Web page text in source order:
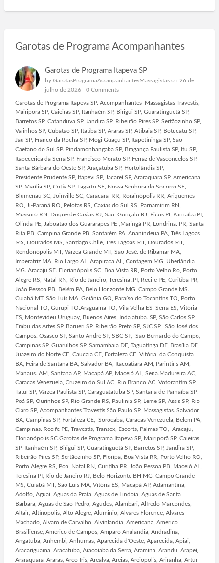
Garotas de Programa Acompanhantes
Garotas de Programa Itapeva SP
by GarotasProgramaAcompanhantesMassagistason 26 de
julho de 2026 - 0 Comments
Garotas de Programa Itapeva SP. Acompanhantes Massagistas Travestis,
Mairiporã SP, Caieiras SP, Itanhaém SP, Birigui SP, Guaratinguetá SP,
Barretos SP, Catanduva SP, Jandira SP, Ribeirão Pires SP, Sertãozinho SP,
Valinhos SP, Cubatão SP, Itatiba SP, Araras SP, Atibaia SP, Botucatu SP,
Jaú SP, Franco da Rocha SP, Mogi Guaçu SP, Itapetininga SP, São
Caetano do Sul SP. Pindamonhangaba SP, Bragança Paulista SP, Itu SP,
Itapecerica da Serra SP, Francisco Morato SP. Ferraz de Vasconcelos SP,
Santa Bárbara do Oeste SP, Araçatuba SP, Hortolândia SP,
Presidente.Prudente SP, Itapevi SP, Jacareí SP, Araraquara SP, Americana
SP, Marília SP, Cotia SP, Lagarto SE, Nossa Senhora do Socorro SE,
Blumenau SC, Joinville SC, Caracaraí RR, Rorainópolis RR, Ariquemes
RO, Ji-Paraná RO, Pelotas RS, Caxias do Sul RS, Parnamirim RN,
Mossoró RN, Duque de Caxias RJ, São. Gonçalo RJ, Picos PI, Parnaíba PI,
Olinda PE, Jaboatão dos Guararapes PE ,Maringá PR, Londrina. PR, Santa
Rita PB, Campina Grande PB, Santarém PA, Ananindeua PA, Três Lagoas
MS, Dourados.MS, Santiago Chile, Três Lagoas MT, Dourados MT,
Rondonópolis MT, Várzea Grande MT, São José. de Ribamar MA,
Imperatriz MA, Rio Largo AL, Arapiraca AL, Contagem MG, Uberlândia
MG. Aracaju SE. Florianópolis SC, Boa Vista RR, Porto Velho Ro, Porto
Alegre RS, Natal RN, Rio de Janeiro, Teresina .PI, Recife PE, Curitiba PR,
João Pessoa PB, Belém PA, Belo Horizonte MG. Campo Grande MS.
Cuiabá MT, São Luís MA, Goiânia GO, Paraíso do Tocantins TO, Porto
Nacional TO, Gurupi TO.Araguaína TO, Vila Velha ES, Serra ES, Vitória
ES, Montevideu Uruguay, Buenos Aires, Indaiatuba. SP, São Carlos SP,
Embu das Artes SP, Barueri SP, Ribeirão Preto SP, SJC SP, São José dos
Campos. Osasco SP, Santo André SP, SBC SP, São Bernardo do Campo,
Campinas SP, Guarulhos SP. Samambaia DF, Taguatinga DF, Brasília DF,
Juazeiro do Norte CE, Caucaia CE, Fortaleza CE. Vitória. da Conquista
BA, Feira de Santana BA, Salvador BA, Itacoatiara AM, Parintins AM,
Manaus. AM, Santana AP, Macapá AP, Maceió AL, Sena.Madureira AC,
Caracas Venezuela, Cruzeiro do Sul AC, Rio Branco AC, Votorantim SP,
Tatuí SP, Várzea Paulista SP, Caraguatatuba SP, Santana de Parnaíba SP,
Poá SP, Ourinhos SP, Rio Grande RS, Paulinia SP, Leme SP, Assis SP, Rio
Claro SP, Acompanhantes Travestis São Paulo SP, Massagistas. Salvador
BA, Campinas SP, Fortaleza CE, Sorocaba, Caracas Venezuela, Belem PA,
Campinas. Recife PE, Travestis, Transex, Escorts, Palmas TO, Aracaju,
Florianópolis SC.Garotas de Programa Itapeva SP, Mairiporã SP, Caieiras
SP, Itanhaém SP, Birigui SP, Guaratinguetá SP, Barretos SP, Jandira SP,
Ribeirão Pires SP, Sertãozinho SP, Floripa, Boa Vista RR, Porto Velho RO,
Porto Alegre RS, Poa, Natal RN, Curitiba PR, João Pessoa PB, Maceió AL,
Teresina PI, Rio de Janeiro RJ, Belo Horizonte BH MG, Campo Grande
MS, Cuiabá MT, São Luis MA, Vitória ES, Macapá AP, Adamantina,
Adolfo, Aguai, Aguas da Prata, Aguas de Lindoia, Aguas de Santa
Barbara, Aguas de Sao Pedro, Agudos, Alambari, Alfredo Marcondes,
Altair, Altinopolis, Alto Alegre, Aluminio, Alvares Florence, Alvares
Machado, Alvaro de Carvalho, Alvinlandia, Americana, Americo
Brasiliense, Americo de Campos, Amparo Analandia, Andradina,
Angatuba, Anhembi, Anhumas, Aparecida d'Oeste, Aparecida, Apiai,
Aracariguama, Aracatuba, Aracoiaba da Serra, Aramina, Arandu, Arapei,
Araraquara, Araras, Arco-Iris, Arealva, Areias, Areiopolis, Ariranha, Artur